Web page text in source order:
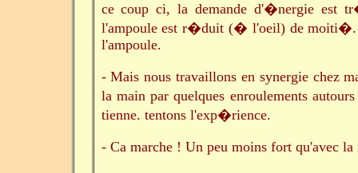
ce coup ci, la demande d'�nergie est
l'ampoule est r�duit (� l'oeil) de moiti�.
l'ampoule.
- Mais nous travaillons en synergie chez
la main par quelques enroulements
tienne. tentons l'exp�rience.
- Ca marche ! Un peu moins fort qu'avec